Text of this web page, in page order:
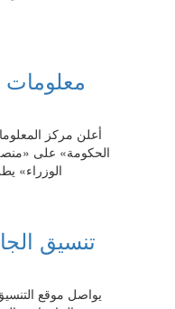
أعلن مركز
الحكومة» على
الوزراء»
يواصل موقع